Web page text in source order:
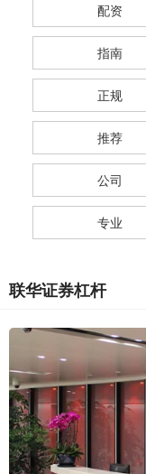
配资
指南
正规
推荐
公司
专业
联华证券杠杆